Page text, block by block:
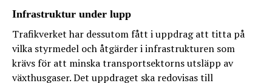
Infrastruktur under lupp
Trafikverket har dessutom fått i uppdrag att titta på
vilka styrmedel och åtgärder i infrastrukturen som
krävs för att minska transportsektorns utsläpp av
växthusgaser. Det uppdraget ska redovisas till